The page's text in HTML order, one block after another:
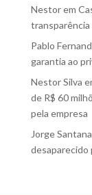
Nestorem
transparência
Pablo
garantia ao
Nestor Silva
de R$ 60
pela empresa
Jorge Santana
desaparecido